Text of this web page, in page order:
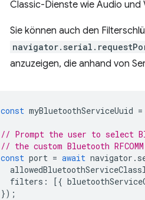
Classic-Dienste wie Audio
Sie können auch den
anzuzeigen, die anhand von
const myBluetoothServiceUuid =
// Prompt the user to select
// the custom Bluetooth
const port = await navigator .
filters : [{
});